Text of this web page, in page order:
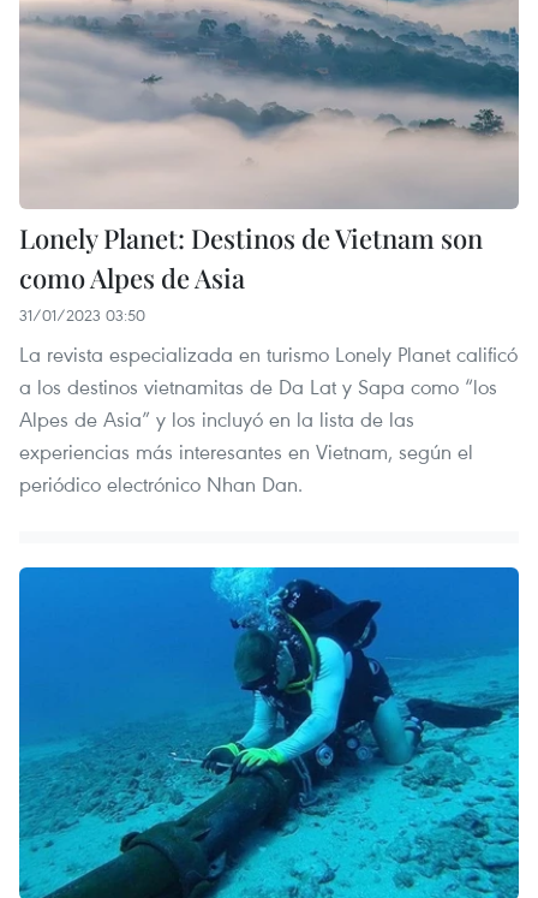
Lonely Planet: Destinos de Vietnam son
como Alpes de Asia
31/01/2023 03:50
La revista especializada en turismo Lonely Planet calificó
a los destinos vietnamitas de Da Lat y Sapa como “los
Alpes de Asia” y los incluyó en la lista de las
experiencias más interesantes en Vietnam, según el
periódico electrónico Nhan Dan.